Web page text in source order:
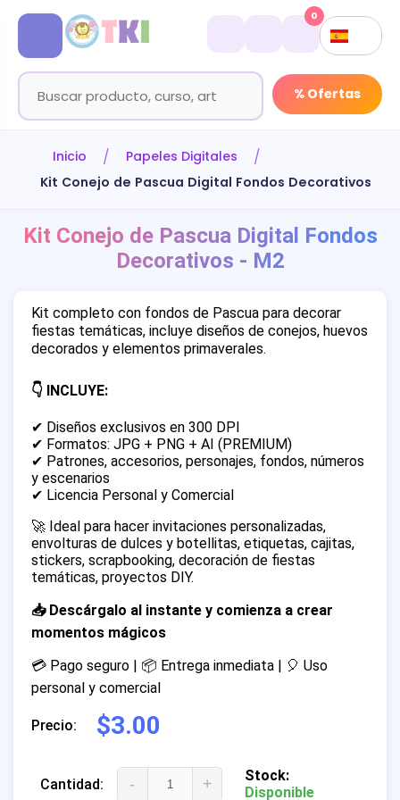
% Ofertas
0
Inicio
Papeles Digitales
Kit Conejo de Pascua Digital Fondos Decorativos -
Kit Conejo de Pascua Digital Fondos
Decorativos - M2
Kit completo con fondos de Pascua para decorar
fiestas temáticas, incluye diseños de conejos, huevos
decorados y elementos primaverales.
👇 INCLUYE:
✔ Diseños exclusivos en 300 DPI
✔ Formatos: JPG + PNG + AI (PREMIUM)
✔ Patrones, accesorios, personajes, fondos, números
y escenarios
✔ Licencia Personal y Comercial
🚀 Ideal para hacer invitaciones personalizadas,
envolturas de dulces y botellitas, etiquetas, cajitas,
stickers, scrapbooking, decoración de fiestas
temáticas, proyectos DIY.
📥 Descárgalo al instante y comienza a crear
momentos mágicos
💳 Pago seguro | 📦 Entrega inmediata | 🎈 Uso
personal y comercial
Precio: $3.00
Cantidad: - +
Stock:
Disponible